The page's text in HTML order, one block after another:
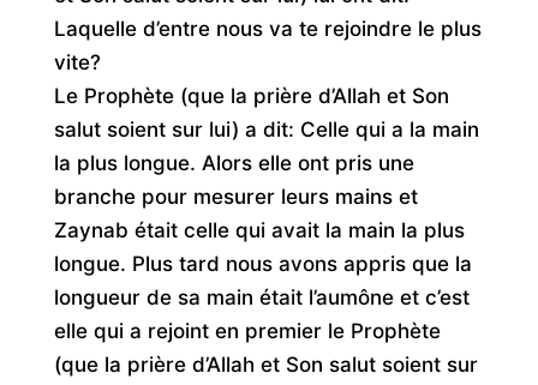
Laquelle d’entre nous va te rejoindre le plus
vite?
Le Prophète (que la prière d’Allah et Son
salut soient sur lui) a dit: Celle qui a la main
la plus longue. Alors elle ont pris une
branche pour mesurer leurs mains et
Zaynab était celle qui avait la main la plus
longue. Plus tard nous avons appris que la
longueur de sa main était l’aumône et c’est
elle qui a rejoint en premier le Prophète
(que la prière d’Allah et Son salut soient sur